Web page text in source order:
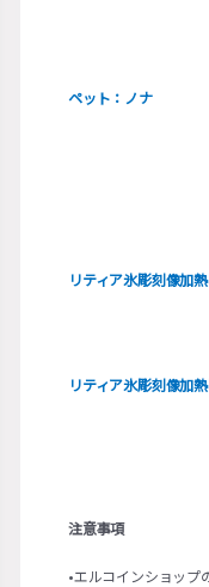
ペット：ノナ
リティア氷彫刻像加
リティア氷彫刻像加
注意事項
•エルコインショッ